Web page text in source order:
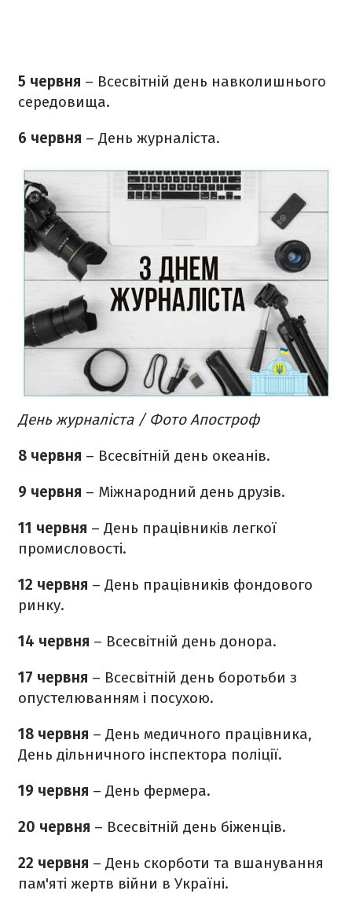
5 червня – Всесвітній день навколишнього
середовища.
6 червня – День журналіста.
День журналіста / Фото Апостроф
8 червня – Всесвітній день океанів.
9 червня – Міжнародний день друзів.
11 червня – День працівників легкої
промисловості.
12 червня – День працівників фондового
ринку.
14 червня – Всесвітній день донора.
17 червня – Всесвітній день боротьби з
опустелюванням і посухою.
18 червня – День медичного працівника,
День дільничного інспектора поліції.
19 червня – День фермера.
20 червня – Всесвітній день біженців.
22 червня – День скорботи та вшанування
пам'яті жертв війни в Україні.